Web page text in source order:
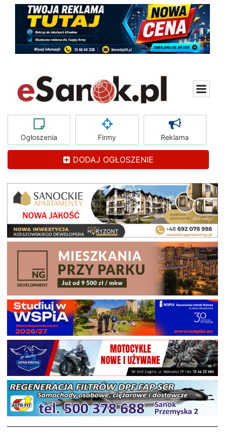
Ogłoszenia Firmy Reklama
DODAJ OGŁOSZENIE